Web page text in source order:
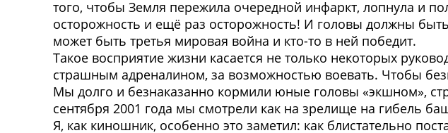
того, чтобы Земля пережила очередной инфаркт, лопнула и
осторожность и ещё раз осторожность! И головы должны
может быть третья мировая война и кто-то в ней победит.
Такое восприятие жизни касается не только некоторых
страшным адреналином, за возможностью воевать. Чтобы
Мы долго и безнаказанно кормили юные головы «экшном»,
сентября 2001 года мы смотрели как на зрелище на гибель
Я, как киношник, особенно это заметил: как блистательно